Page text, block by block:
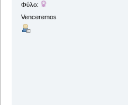
Φύλο:
Venceremos